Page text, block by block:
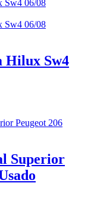
Hilux Sw4
Superior